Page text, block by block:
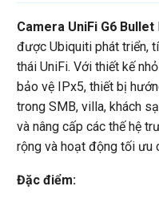
Camera UniFi G6 Bullet
được Ubiquiti phát triển,
thái UniFi. Với thiết kế
bảo vệ IPx5, thiết bị
trong SMB, villa, khách
và nâng cấp các thế hệ
rộng và hoạt động tối ưu
Đặc điểm: